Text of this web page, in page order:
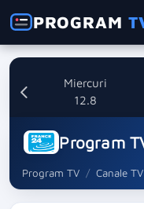
PROGRAM
Miercuri
12.8
Program
Program TV Canale TV